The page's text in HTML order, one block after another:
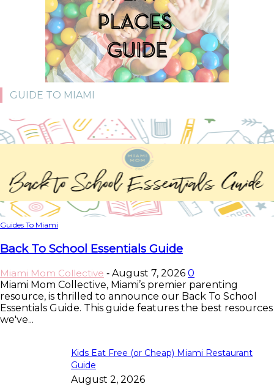
GUIDE TO MIAMI
Guides To Miami
Back To School Essentials Guide
Miami Mom Collective - August 7, 2026 0
Miami Mom Collective, Miami’s premier parenting
resource, is thrilled to announce our Back To School
Essentials Guide. This guide features the best resources
we've...
Kids Eat Free (or Cheap) Miami Restaurant
Guide
August 2, 2026